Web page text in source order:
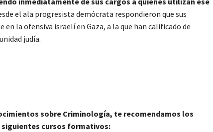
el ala progresista demócrata respondieron que sus
la ofensiva israelí en Gaza, a la que han calificado de
judía.
sobre Criminología, te recomendamos los
siguientes cursos formativos: